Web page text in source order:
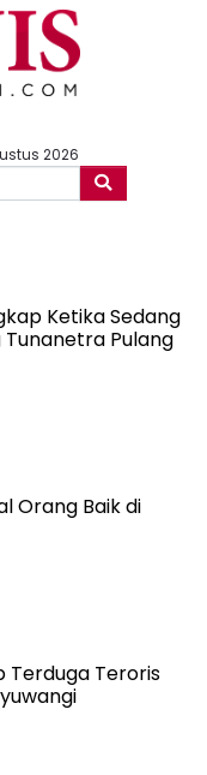
2026
Ketika Sedang
Pulang
Orang Baik di
Terduga Teroris